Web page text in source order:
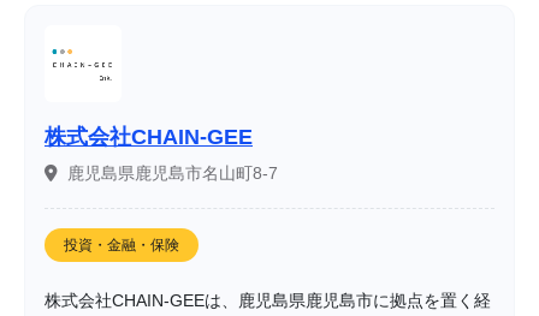
株式会社CHAIN-GEE
鹿児島県鹿児島市名山町8-7
投資・金融・保険
株式会社CHAIN-GEEは、鹿児島県鹿児島市に拠点を置く経